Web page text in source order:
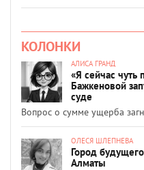
КОЛОНКИ
АЛИСА ГРАНД
«Я сейчас чуть
Бажкеновой
суде
Вопрос о сумме ущерба
ОЛЕСЯ ШЛЕПНЕВА
Город
Алматы